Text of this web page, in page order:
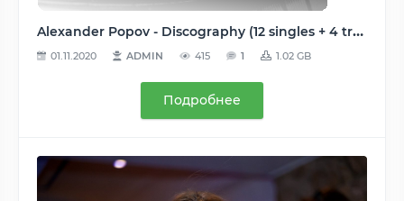
Alexander Popov - Discography (12 singles + 4 tracks + 22 remixes), 2003-2012, MP3 (tracks), CBR/VBR 192-320 kbps
01.11.2020 ADMIN 415 1 1.02 GB
Подробнее